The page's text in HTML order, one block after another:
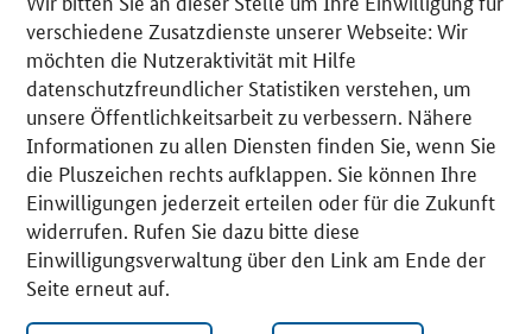
verschiedene Zusatzdienste unserer Webseite: Wir
möchten die Nutzeraktivität mit Hilfe
datenschutzfreundlicher Statistiken verstehen, um
unsere Öffentlichkeitsarbeit zu verbessern. Nähere
Informationen zu allen Diensten finden Sie, wenn Sie
die Pluszeichen rechts aufklappen. Sie können Ihre
Einwilligungen jederzeit erteilen oder für die Zukunft
widerrufen. Rufen Sie dazu bitte diese
Einwilligungsverwaltung über den Link am Ende der
Seite erneut auf.